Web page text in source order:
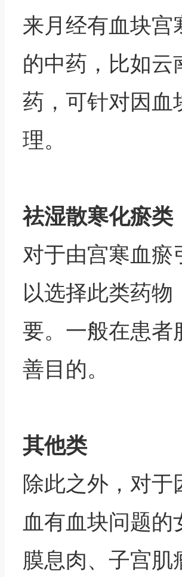
来月经有血块宫
的中药，比如云
药，可针对因血
理。
祛湿散寒化瘀类
对于由宫寒血瘀
以选择此类药
要。一般在患者
善目的。
其他类
除此之外，对于
血有血块问题
膜息肉、子宫